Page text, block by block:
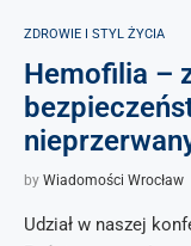
ZDROWIE I STYL ŻYCIA
Hemofilia –
by Wiadomości Wrocław
Udział w naszej